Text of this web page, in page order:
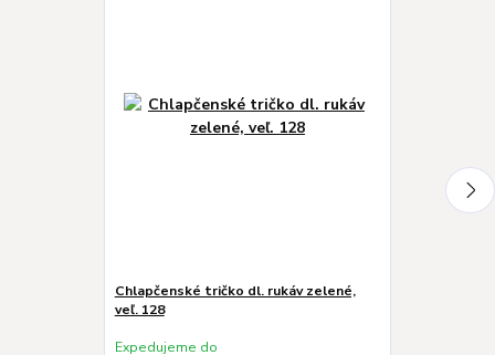
Chlapčenské tričko dl. rukáv zelené,
veľ. 128
Expedujeme do